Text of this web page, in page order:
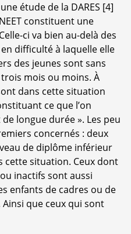
étude de la DARES [4]
constituent une
ci va bien au-delà des
difficulté à laquelle elle
des jeunes sont sans
mois ou moins. À
dans cette situation
ce que l’on
longue durée ». Les peu
concernés : deux
de diplôme inférieur
cette situation. Ceux dont
inactifs sont aussi
enfants de cadres ou de
que ceux qui sont